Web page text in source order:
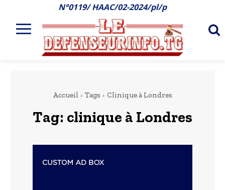
N°0119/ HAAC/02-2024/pl/p
Accueil Tags Clinique à Londres
Tag: clinique à Londres